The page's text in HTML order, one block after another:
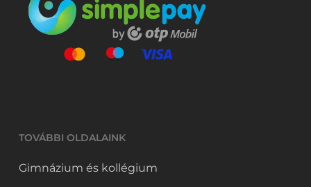
TOVÁBBI OLDALAINK
Gimnázium és kollégium